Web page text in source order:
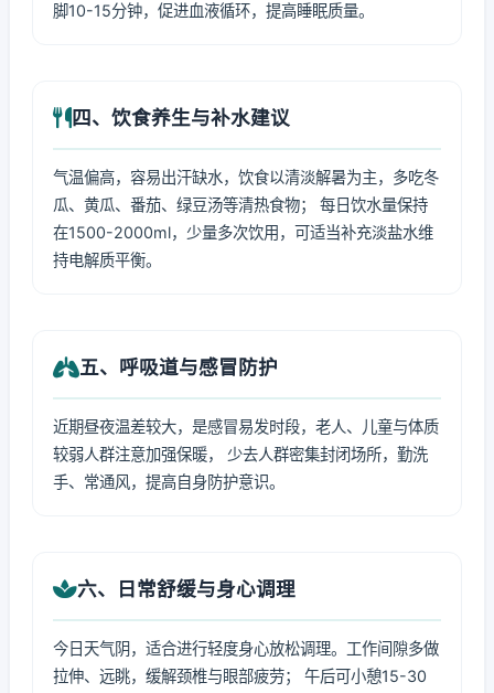
脚10-15分钟，促进血液循环，提高睡眠质量。
四、饮食养生与补水建议
气温偏高，容易出汗缺水，饮食以清淡解暑为主，多吃冬
瓜、黄瓜、番茄、绿豆汤等清热食物； 每日饮水量保持
在1500-2000ml，少量多次饮用，可适当补充淡盐水维
持电解质平衡。
五、呼吸道与感冒防护
近期昼夜温差较大，是感冒易发时段，老人、儿童与体质
较弱人群注意加强保暖， 少去人群密集封闭场所，勤洗
手、常通风，提高自身防护意识。
六、日常舒缓与身心调理
今日天气阴，适合进行轻度身心放松调理。工作间隙多做
拉伸、远眺，缓解颈椎与眼部疲劳； 午后可小憩15-30